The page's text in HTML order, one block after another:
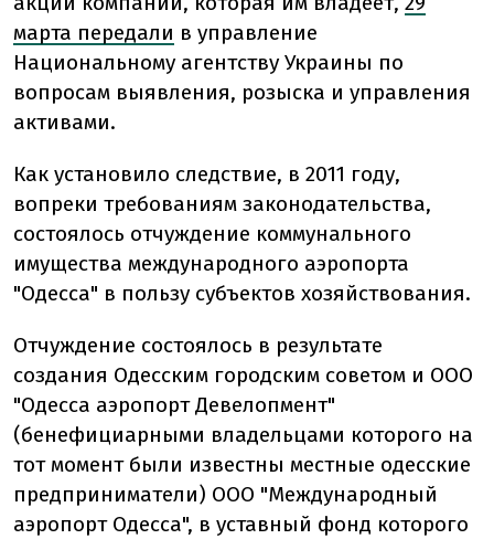
марта передали в управление
Национальному агентству Украины по
вопросам выявления, розыска и управления
активами.
Как установило следствие, в 2011 году,
вопреки требованиям законодательства,
состоялось отчуждение коммунального
имущества международного аэропорта
"Одесса" в пользу субъектов хозяйствования.
Отчуждение состоялось в результате
создания Одесским городским советом и ООО
"Одесса аэропорт Девелопмент"
(бенефициарными владельцами которого на
тот момент были известны местные одесские
предприниматели) ООО "Международный
аэропорт Одесса", в уставный фонд которого